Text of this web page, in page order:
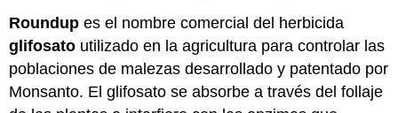
Roundup es el nombre comercial del herbicida
glifosato utilizado en la agricultura para controlar las
poblaciones de malezas desarrollado y patentado por
Monsanto. El glifosato se absorbe a través del follaje